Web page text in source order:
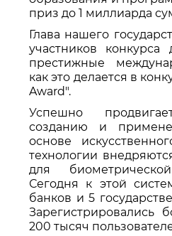
приз до 1 миллиарда
Глава нашего
участников
престижные
как это делается в
Award".
Успешно
созданию и
основе
технологии
для
Сегодня к этой
банков и 5
Зарегистрировались
200 тысяч